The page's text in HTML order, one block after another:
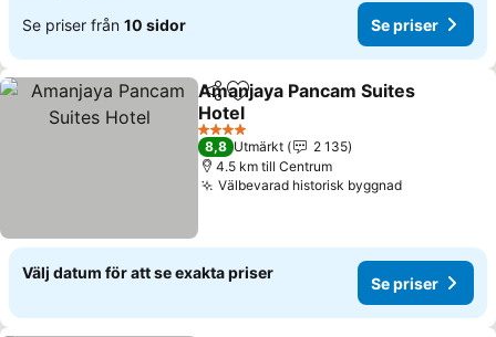
Se priser från 10 sidor Se priser
Dela Lägg till i Mina Favoriter
Amanjaya Pancam Suites
Hotel
Se priser
4 Stjärnor
8,8 Utmärkt
2 135
4.5 km till Centrum
Välbevarad historisk byggnadSe priser
Välj datum för att se exakta priser
Se priser